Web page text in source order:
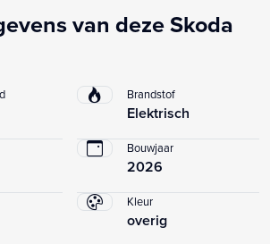
van deze Skoda
Brandstof
Elektrisch
Bouwjaar
2026
Kleur
overig